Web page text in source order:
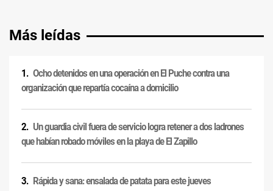
Más leídas
Ocho detenidos en una operación en El Puche contra una
organización que repartía cocaína a domicilio
Un guardia civil fuera de servicio logra retener a dos ladrones
que habían robado móviles en la playa de El Zapillo
Rápida y sana: ensalada de patata para este jueves